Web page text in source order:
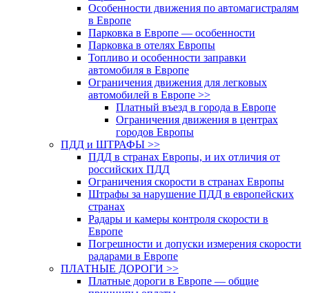
Особенности движения по автомагистралям
в Европе
Парковка в Европе — особенности
Парковка в отелях Европы
Топливо и особенности заправки
автомобиля в Европе
Ограничения движения для легковых
автомобилей в Европе >>
Платный въезд в города в Европе
Ограничения движения в центрах
городов Европы
ПДД и ШТРАФЫ >>
ПДД в странах Европы, и их отличия от
российских ПДД
Ограничения скорости в странах Европы
Штрафы за нарушение ПДД в европейских
странах
Радары и камеры контроля скорости в
Европе
Погрешности и допуски измерения скорости
радарами в Европе
ПЛАТНЫЕ ДОРОГИ >>
Платные дороги в Европе — общие